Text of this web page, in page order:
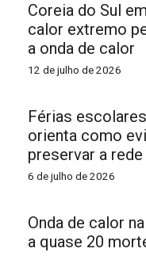
Coreia do Sul
calor extremo
a onda de calor
12 de julho de 2026
Férias
orienta como
preservar a
6 de julho de 2026
Onda de calor
a quase 20